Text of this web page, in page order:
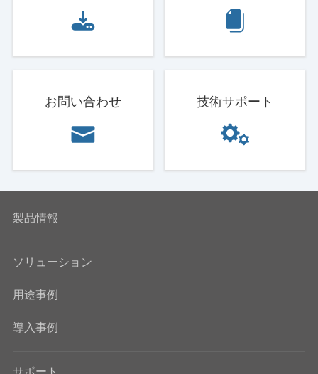
お問い合わせ 技術サポート
製品情報
ソリューション
用途事例
導入事例
サポート